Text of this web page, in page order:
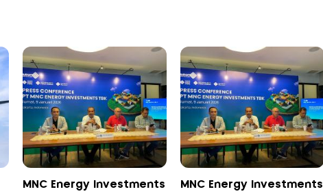
MNC Energy Investments
MNC Energy Investments